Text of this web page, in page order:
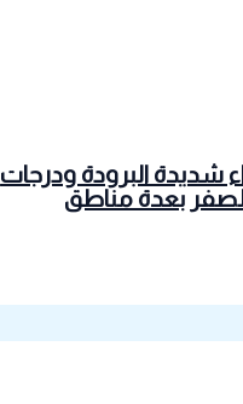
شديدة البرودة ودرجات
بعدة مناطق